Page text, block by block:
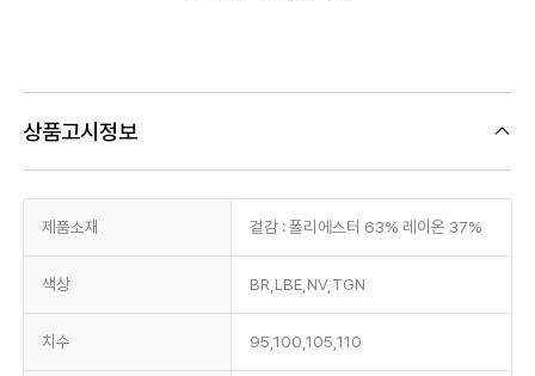
상품고시정보
제품소재 겉감 : 폴리에스터 63% 레이온 37%
색상 BR,LBE,NV,TGN
치수 95,100,105,110